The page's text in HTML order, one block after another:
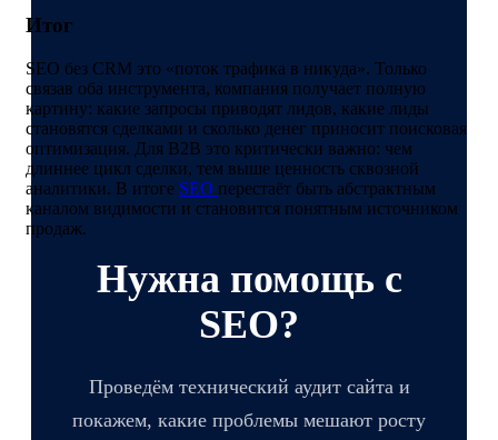
Итог
SEO без CRM это «поток трафика в никуда». Только
связав оба инструмента, компания получает полную
картину: какие запросы приводят лидов, какие лиды
становятся сделками и сколько денег приносит поисковая
оптимизация. Для B2B это критически важно: чем
длиннее цикл сделки, тем выше ценность сквозной
аналитики. В итоге SEO перестаёт быть абстрактным
каналом видимости и становится понятным источником
продаж.
Нужна помощь с
SEO?
Проведём технический аудит сайта и
покажем, какие проблемы мешают росту